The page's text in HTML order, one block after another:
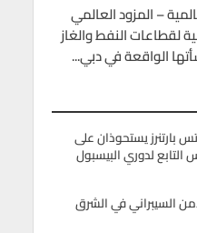
– المزود العالمي
لقطاعات النفط والغاز
بارتنرز يستحوذان على
لدوري البيسبول
السيبراني في الشرق